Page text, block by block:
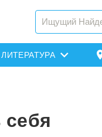
ЛИТЕРАТУРА
себя